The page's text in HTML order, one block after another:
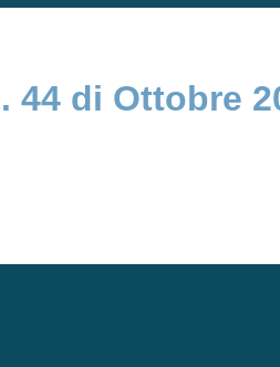
44 di Ottobre